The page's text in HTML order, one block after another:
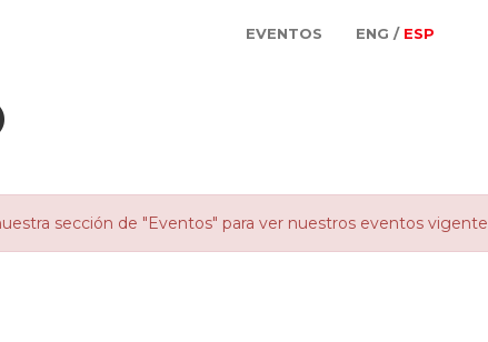
EVENTOS ENG / ESP
sección de "Eventos" para ver nuestros eventos